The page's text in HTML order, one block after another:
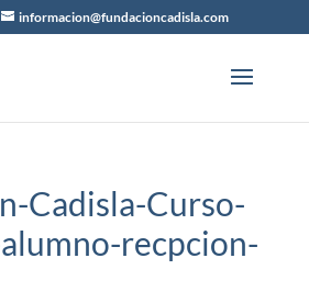
informacion@fundacioncadisla.com
Cadisla-Curso-
recpcion-